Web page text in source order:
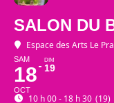
SALON DU
Espace des Arts Le
SAM
18
OCT
DIM
19
10 h 00 - 18 h 30 (19)